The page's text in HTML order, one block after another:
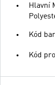
Hlavní
Kód
Kód